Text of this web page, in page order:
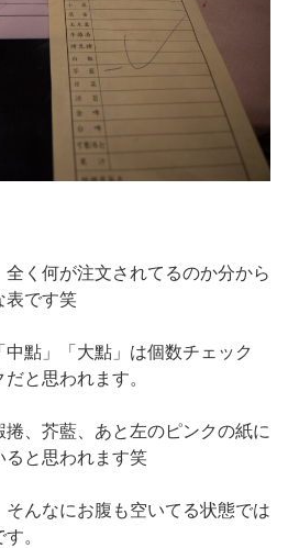
く何が注文されてるのか分から
表です笑
點」「大點」は個数チェック
と思われます。
、芥藍、あと左のピンクの紙に
ると思われます笑
んなにお腹も空いてる状態では
。